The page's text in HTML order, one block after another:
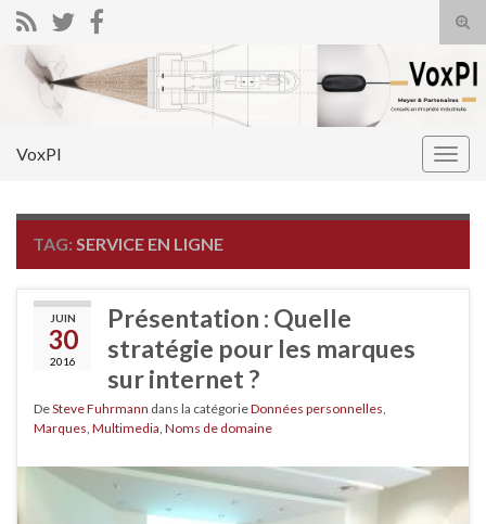
Search for:
VoxPI
TAG: SERVICE EN LIGNE
JUIN
30
2016
Présentation : Quelle
stratégie pour les marques
sur internet ?
DeSteve Fuhrmann dans la catégorieDonnées personnelles
Marques Multimedia Noms de domaine